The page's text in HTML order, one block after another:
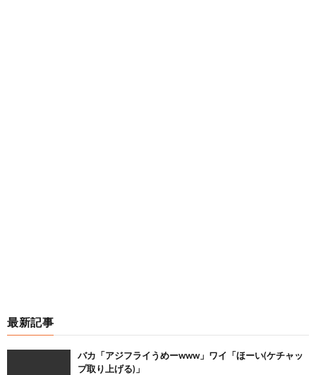
最新記事
バカ「アジフライうめーwww」ワイ「ほーい(ケチャッ
プ取り上げる)」